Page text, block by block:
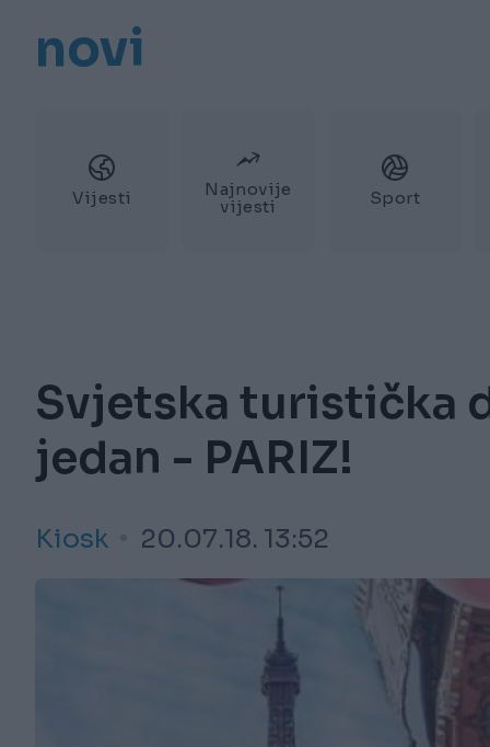
novi
Vijesti
Najnovije
vijesti
Sport
Svjetska turistička
jedan - PARIZ!
Kiosk 20.07.18. 13:52